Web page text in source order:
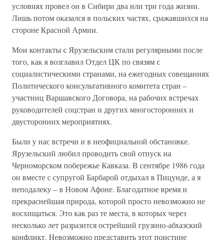
условиях провел он в Сибири два или три года жизни.
Лишь потом оказался в польских частях, сражавшихся на
стороне Красной Армии.
Мои контакты с Ярузельским стали регулярными после
того, как я возглавил Отдел ЦК по связям с
социалистическими странами, на ежегодных совещаниях
Политического консультативного комитета стран –
участниц Варшавского Договора, на рабочих встречах
руководителей соцстран и других многосторонних и
двусторонних мероприятиях.
Были у нас встречи и в неофициальной обстановке.
Ярузельский любил проводить свой отпуск на
Черноморском побережье Кавказа. В сентябре 1986 года
он вместе с супругой Барбарой отдыхал в Пицунде, а я
неподалеку – в Новом Афоне. Благодатное время и
прекраснейшая природа, которой просто невозможно не
восхищаться. Это как раз те места, в которых через
несколько лет разразится острейший грузино-абхазский
конфликт. Невозможно представить этот поистине